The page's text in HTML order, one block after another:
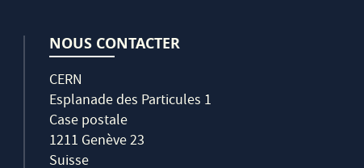
NOUS CONTACTER
CERN
Esplanade des Particules 1
Case postale
1211 Genève 23
Suisse